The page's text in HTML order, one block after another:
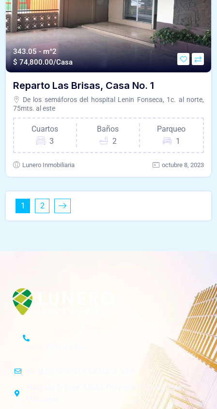
343.05 - m^2
$74,800.00/Casa
Reparto Las Brisas, Casa No. 1
De los semáforos del hospital Lenin Fonseca, 1c. al norte,
75mts. al este
Cuartos
3
Baños
2
Parqueo
1
Lunero Inmobiliaria octubre 8, 2023
1 2
Altamira D´Este, SINSA Proyectos 1c. al Oeste.